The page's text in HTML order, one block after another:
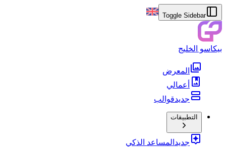
Toggle Sidebar
بيكاسو الخليج
المعرض
أعمالي
جديدقوالب
التطبيقات
جديد المساعد الذكي